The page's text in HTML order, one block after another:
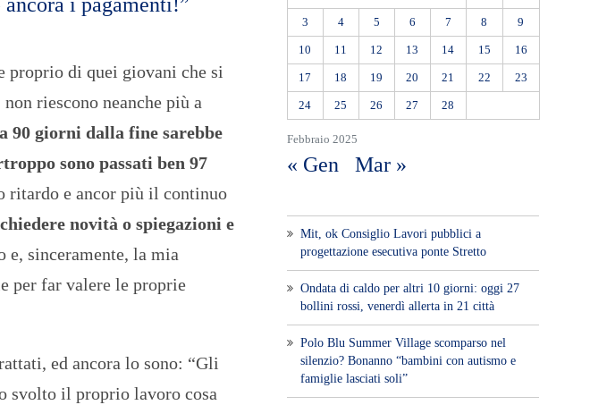
proprio di quei giovani che si
riescono neanche più a
90 giorni dalla fine sarebbe
sono passati ben 97
ritardo e ancor più il continuo
novità o spiegazioni e
e, sinceramente, la mia
per far valere le proprie
ed ancora lo sono: “Gli
svolto il proprio lavoro cosa
Febbraio 2025
3 4 5 6 7 8 9
10 11 12 13 14 15 16
17 18 19 20 21 22 23
24 25 26 27 28
« Gen Mar »
Mit, ok Consiglio Lavori pubblici a
progettazione esecutiva ponte Stretto
Ondata di caldo per altri 10 giorni: oggi 27
bollini rossi, venerdì allerta in 21 città
Polo Blu Summer Village scomparso nel
silenzio? Bonanno “bambini con autismo e
famiglie lasciati soli”